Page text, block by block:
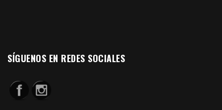
SÍGUENOS EN REDES SOCIALES